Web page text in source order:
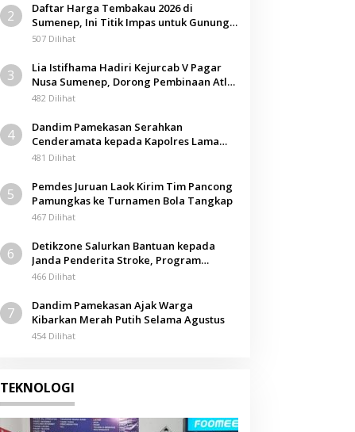
2
Daftar Harga Tembakau 2026 di
Sumenep, Ini Titik Impas untuk Gunung,
Tegal, dan Sawah
507 Dilihat
3
Lia Istifhama Hadiri Kejurcab V Pagar
Nusa Sumenep, Dorong Pembinaan Atlet
Berkarakter
482 Dilihat
4
Dandim Pamekasan Serahkan
Cenderamata kepada Kapolres Lama
pada Acara Kenal Pamit
481 Dilihat
5
Pemdes Juruan Laok Kirim Tim Pancong
Pamungkas ke Turnamen Bola Tangkap
467 Dilihat
6
Detikzone Salurkan Bantuan kepada
Janda Penderita Stroke, Program
Berbagi Masuki Hari ke-61
466 Dilihat
7
Dandim Pamekasan Ajak Warga
Kibarkan Merah Putih Selama Agustus
454 Dilihat
TEKNOLOGI